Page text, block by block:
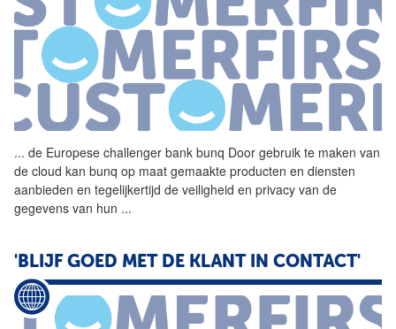
... de Europese challenger bank bunq Door gebruik te maken van
de cloud kan bunq op maat gemaakte producten en diensten
aanbieden en tegelijkertijd de veiligheid en privacy van de
gegevens van hun ...
'BLIJF GOED MET DE KLANT IN CONTACT'